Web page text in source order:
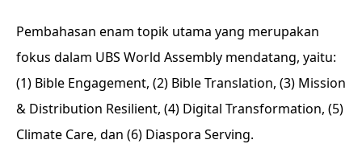
Pembahasan enam topik utama yang merupakan
fokus dalam UBS World Assembly mendatang, yaitu:
(1) Bible Engagement, (2) Bible Translation, (3) Mission
& Distribution Resilient, (4) Digital Transformation, (5)
Climate Care, dan (6) Diaspora Serving.